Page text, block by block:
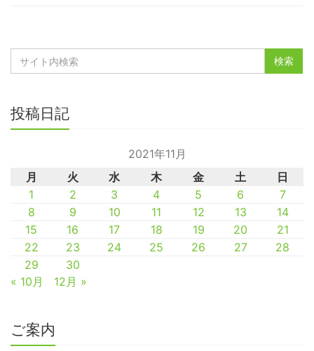
投稿日記
2021年11月
月
火 水 木 金 土
日
1
2 3 4 5 6
7
8
9 10 11 12 13
14
15
16 17 18 19 20
21
22
23 24 25 26 27
28
29
30
« 10月
12月 »
ご案内